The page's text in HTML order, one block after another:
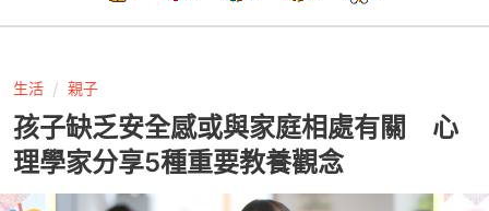
生活 親子
孩子缺乏安全感或與家庭相處有關 心
理學家分享5種重要教養觀念